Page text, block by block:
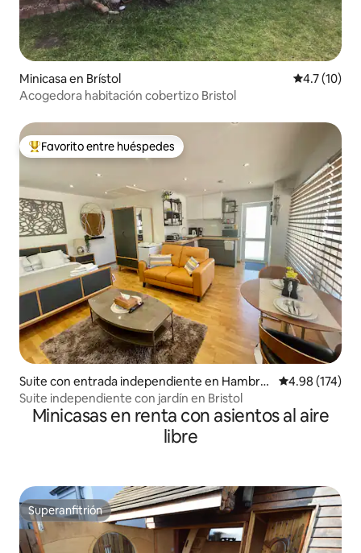
Minicasa en Brístol Calificación
4.7 (10)
Acogedora habitación cobertizo Bristol
De los mejores en Favorito entre huéspedes
Favorito entre huéspedes
Suite con entrada independiente en Hambro
ok
Calificación
4.98 (174)
Suite independiente con jardín en Bristol
Minicasas en renta con asientos al aire
libre
Superanfitrión
Superanfitrión